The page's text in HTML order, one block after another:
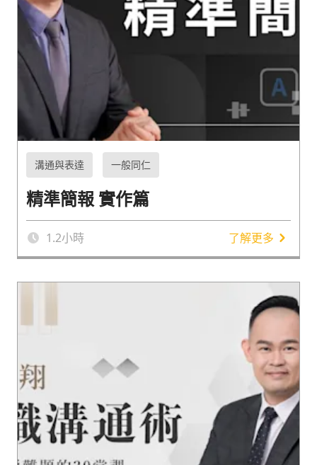
溝通與表達 一般同仁
精準簡報 實作篇
1.2小時 了解更多